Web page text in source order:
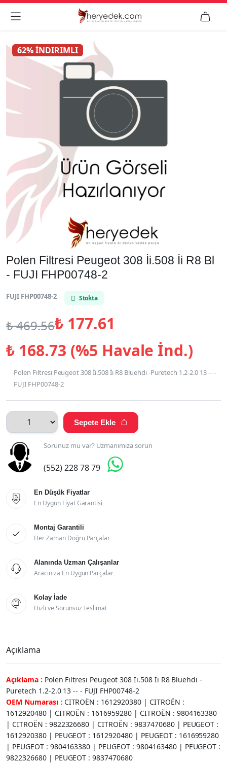
 
62% İNDIRIMLI
Polen Filtresi Peugeot 308 İi.508 İi R8 Bl
- FUJI FHP00748-2
FUJI FHP00748-2 Stokta
₺469.56₺177.61
₺168.73 (%5 Havale İnd.)
Polen Filtresi Peugeot 308 İi.508 İi R8 Bluehdi -Puretech 1.2-2.0 13 -- -
FUJI FHP00748-2
Sepete Ekle 
Sorunuz mu var? Uzmanımıza sorun
(552) 228 78 79 

En Düşük Fiyatlar
En Uygun Fiyat Garantisi

Montaj Garantili
Her Zaman Doğru Parçalar

Alanında Uzman Çalışanlar
Aracınıza En Uygun Parçalar

Kolay İade
Hızlı ve Sorunsuz Teslimat
Açıklama
Açıklama : Polen Filtresi Peugeot 308 İi.508 İi R8 Bluehdi -
Puretech 1.2-2.0 13 -- - FUJI FHP00748-2
OEM Numarası : CITROËN : 1612920380 | CITROËN :
1612920480 | CITROËN : 1616959280 | CITROËN : 9804163380
| CITROËN : 9822326680 | CITROËN : 9837470680 | PEUGEOT :
1612920380 | PEUGEOT : 1612920480 | PEUGEOT : 1616959280
| PEUGEOT : 9804163380 | PEUGEOT : 9804163480 | PEUGEOT :
9822326680 | PEUGEOT : 9837470680